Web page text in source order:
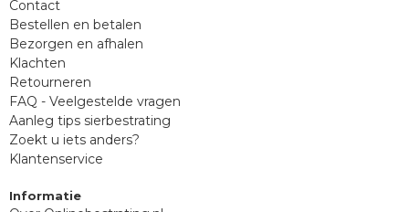
Contact
Bestellen en betalen
Bezorgen en afhalen
Klachten
Retourneren
FAQ - Veelgestelde vragen
Aanleg tips sierbestrating
Zoekt u iets anders?
Klantenservice
Informatie